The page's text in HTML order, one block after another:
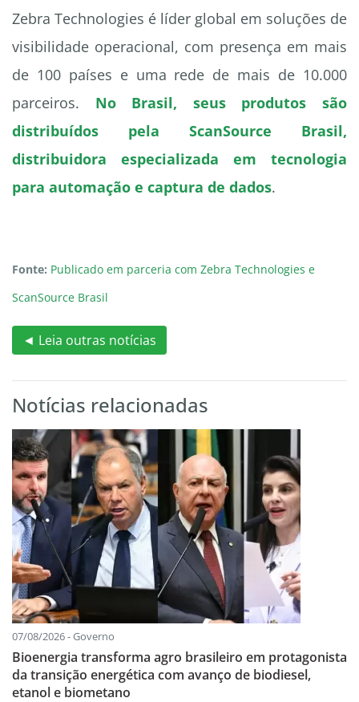
Zebra Technologies é líder global em soluções de
visibilidade operacional, com presença em mais
de 100 países e uma rede de mais de 10.000
parceiros. No Brasil, seus produtos são
distribuídos pela ScanSource Brasil,
distribuidora especializada em tecnologia
para automação e captura de dados.
Fonte: Publicado em parceria com Zebra Technologies e
ScanSource Brasil
◄ Leia outras notícias
Notícias relacionadas
07/08/2026 - Governo
Bioenergia transforma agro brasileiro em protagonista
da transição energética com avanço de biodiesel,
etanol e biometano